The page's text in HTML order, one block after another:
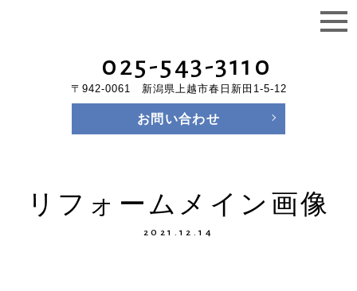
025-543-3110
〒942-0061 新潟県上越市春日新田1-5-12
お問い合わせ
リフォームメイン画像
2021.12.14